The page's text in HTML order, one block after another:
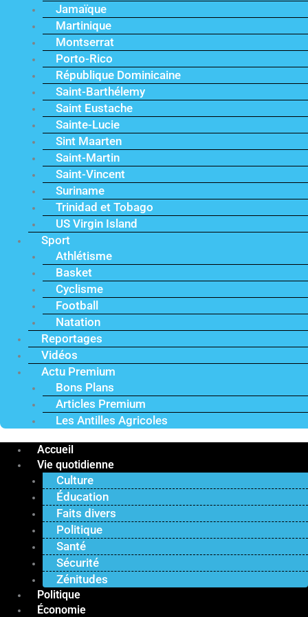
Jamaïque
Martinique
Montserrat
Porto-Rico
République Dominicaine
Saint-Barthélemy
Saint Eustache
Sainte-Lucie
Sint Maarten
Saint-Martin
Saint-Vincent
Suriname
Trinidad et Tobago
US Virgin Island
Sport
Athlétisme
Basket
Cyclisme
Football
Natation
Reportages
Vidéos
Actu Premium
Bons Plans
Articles Premium
Les Antilles Agricoles
Accueil
Vie quotidienne
Culture
Éducation
Faits divers
Politique
Santé
Sécurité
Zénitudes
Politique
Économie